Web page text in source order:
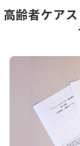
高齢者ケア